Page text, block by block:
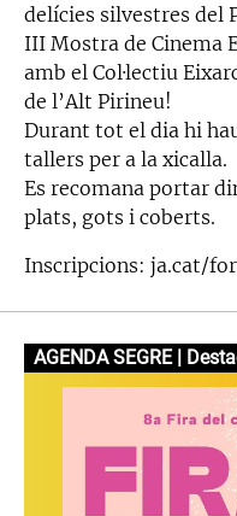
delícies silvestres del
III Mostra de Cinema
amb el Col·lectiu
de l’Alt Pirineu!
Durant tot el dia hi
tallers per a la xicalla.
Es recomana portar
plats, gots i coberts.
Inscripcions: ja.cat/
AGENDA SEGRE |